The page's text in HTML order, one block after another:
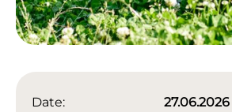
Date: 27.06.2026